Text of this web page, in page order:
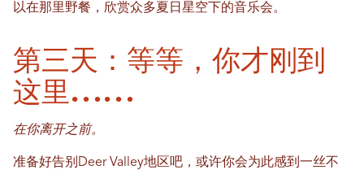
以在那里野餐，欣赏众多夏日星空下的音乐会。
第三天：等等，你才刚到
这里……
在你离开之前。
准备好告别Deer Valley地区吧，或许你会为此感到一丝不